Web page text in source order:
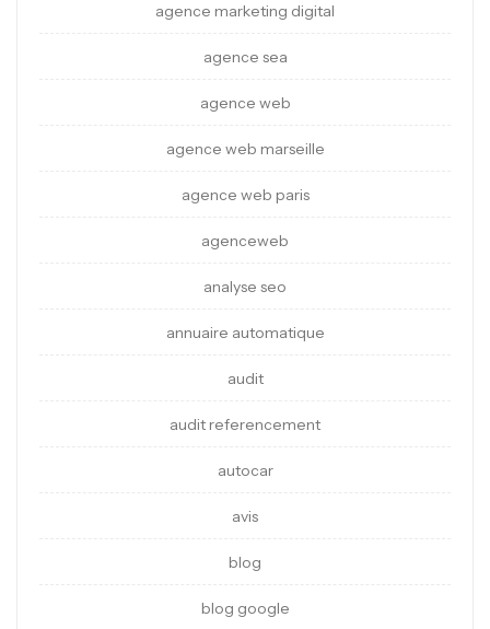
agence marketing digital
agence sea
agence web
agence web marseille
agence web paris
agenceweb
analyse seo
annuaire automatique
audit
audit referencement
autocar
avis
blog
blog google